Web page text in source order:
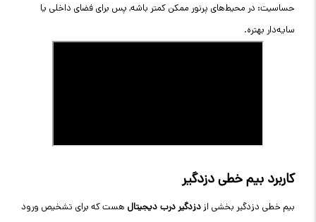
حساسیت: در محیط‌های پرنور ممکن کمتر باشه, پس برای فضای داخلی یا
سایه‌دار بهتره.
کاربرد بیم خطی دزدگیر
بیم خطی دزدگیر بخشی ازدزدگیر درب دیجیتال هست که برای تشخیص ورود